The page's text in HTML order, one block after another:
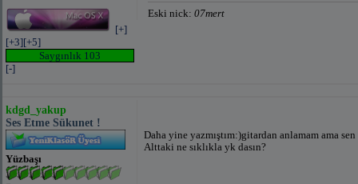
[+]
[+3][+5]
Saygınlık 103
[-]
Eski nick: 07mert
kdgd_yakup
Ses Etme Sükunet !
Yüzbaşı
Daha yine yazmıştım:)gitardan anlamam ama
Alttaki ne sıklıkla yk dasın?